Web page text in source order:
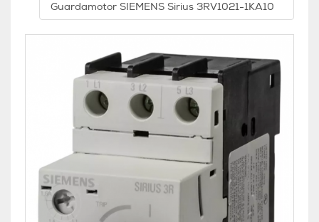
Guardamotor SIEMENS Sirius 3RV1021-1KA10